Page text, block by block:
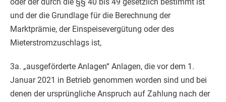
und der die Grundlage für die Berechnung der
Marktprämie, der Einspeisevergütung oder des
Mieterstromzuschlags ist,
3a. „ausgeförderte Anlagen“ Anlagen, die vor dem 1.
Januar 2021 in Betrieb genommen worden sind und bei
denen der ursprüngliche Anspruch auf Zahlung nach der